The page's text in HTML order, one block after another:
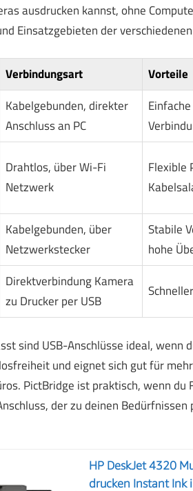
ausdrucken kannst, ohne
Einsatzgebieten der
Verbindungsart Vorteile
Kabelgebunden, direkter
Anschluss an PC
Drahtlos, über Wi-Fi
Netzwerk
Flexible
Kabelgebunden, über
Netzwerkstecker
Stabile
hohe
Direktverbindung Kamera
zu Drucker per USB
sind USB-Anschlüsse ideal, wenn
und eignet sich gut für
PictBridge ist praktisch, wenn
der zu deinen Bedürfnissen
HP DeskJet 4320
drucken Instant Ink